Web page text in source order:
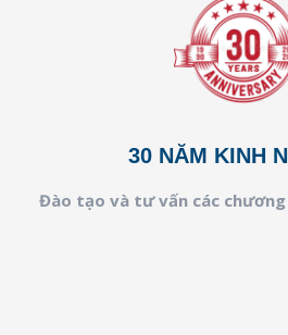
30 NĂM KINH
Đào tạo và tư vấn các